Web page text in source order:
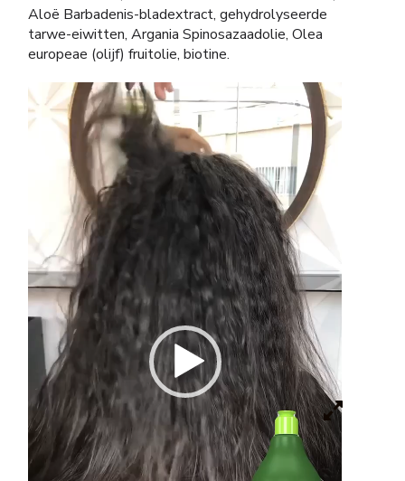
Aloë Barbadenis-bladextract, gehydrolyseerde
tarwe-eiwitten, Argania Spinosazaadolie, Olea
europeae (olijf) fruitolie, biotine.
Videospeler